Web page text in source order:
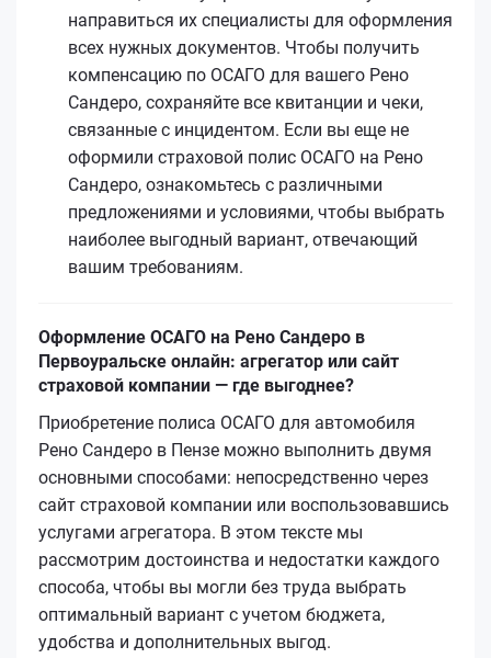
направиться их специалисты для оформления
всех нужных документов. Чтобы получить
компенсацию по ОСАГО для вашего Рено
Сандеро, сохраняйте все квитанции и чеки,
связанные с инцидентом. Если вы еще не
оформили страховой полис ОСАГО на Рено
Сандеро, ознакомьтесь с различными
предложениями и условиями, чтобы выбрать
наиболее выгодный вариант, отвечающий
вашим требованиям.
Оформление ОСАГО на Рено Сандеро в
Первоуральске онлайн: агрегатор или сайт
страховой компании — где выгоднее?
Приобретение полиса ОСАГО для автомобиля
Рено Сандеро в Пензе можно выполнить двумя
основными способами: непосредственно через
сайт страховой компании или воспользовавшись
услугами агрегатора. В этом тексте мы
рассмотрим достоинства и недостатки каждого
способа, чтобы вы могли без труда выбрать
оптимальный вариант с учетом бюджета,
удобства и дополнительных выгод.